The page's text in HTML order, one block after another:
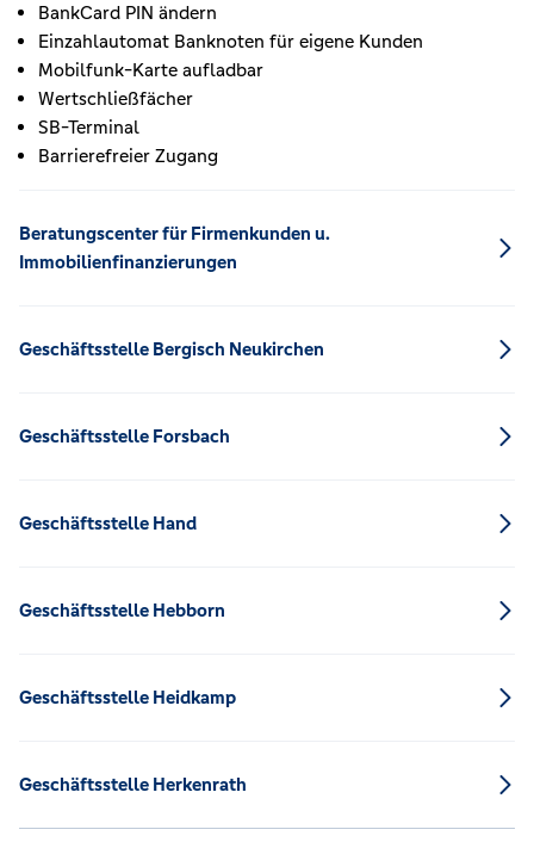
BankCard PIN ändern
Einzahlautomat Banknoten für eigene Kunden
Mobilfunk-Karte aufladbar
Wertschließfächer
SB-Terminal
Barrierefreier Zugang
Beratungscenter für Firmenkunden u.
Immobilienfinanzierungen
Geschäftsstelle Bergisch Neukirchen
Geschäftsstelle Forsbach
Geschäftsstelle Hand
Geschäftsstelle Hebborn
Geschäftsstelle Heidkamp
Geschäftsstelle Herkenrath